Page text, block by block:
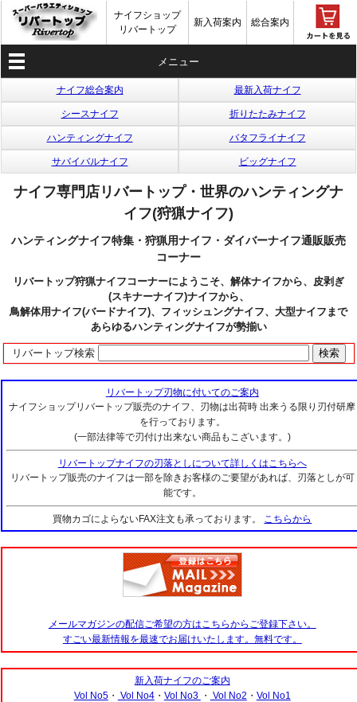
ナイフショップ
リバートップ
新入荷案内 総合案内
メニュー
ナイフ総合案内 最新入荷ナイフ
シースナイフ 折りたたみナイフ
ハンティングナイフ バタフライナイフ
サバイバルナイフ ビッグナイフ
ナイフ専門店リバートップ・世界のハンティングナ
イフ(狩猟ナイフ)
ハンティングナイフ特集・狩猟用ナイフ・ダイバーナイフ通販販売
コーナー
リバートップ狩猟ナイフコーナーにようこそ、解体ナイフから、皮剥ぎ
(スキナーナイフ)ナイフから、
鳥解体用ナイフ(バードナイフ)、フィッシュングナイフ、大型ナイフまで
あらゆるハンティングナイフが勢揃い
リバートップ検索
リバートップ刃物に付いてのご案内
ナイフショップリバートップ販売のナイフ、刃物は出荷時 出来うる限り刃付研摩
を行っております。
(一部法律等で刃付け出来ない商品もこざいます。)
リバートップナイフの刃落としについて詳しくはこちらへ
リバートップ販売のナイフは一部を除きお客様のご要望があれば、刃落としが可
能です。
買物カゴによらないFAX注文も承っております。 こちらから
メールマガジンの配信ご希望の方はこちらからご登録下さい。
すごい最新情報を最速でお届けいたします。無料です。
新入荷ナイフのご案内
Vol No5・ Vol No4・ Vol No3 ・ Vol No2 ・ Vol No1